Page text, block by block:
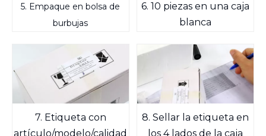
5. Empaque en bolsa de
burbujas
6. 10 piezas en una caja
blanca
7. Etiqueta con
artículo/modelo/calidad
8. Sellar la etiqueta en
los 4 lados de la caja